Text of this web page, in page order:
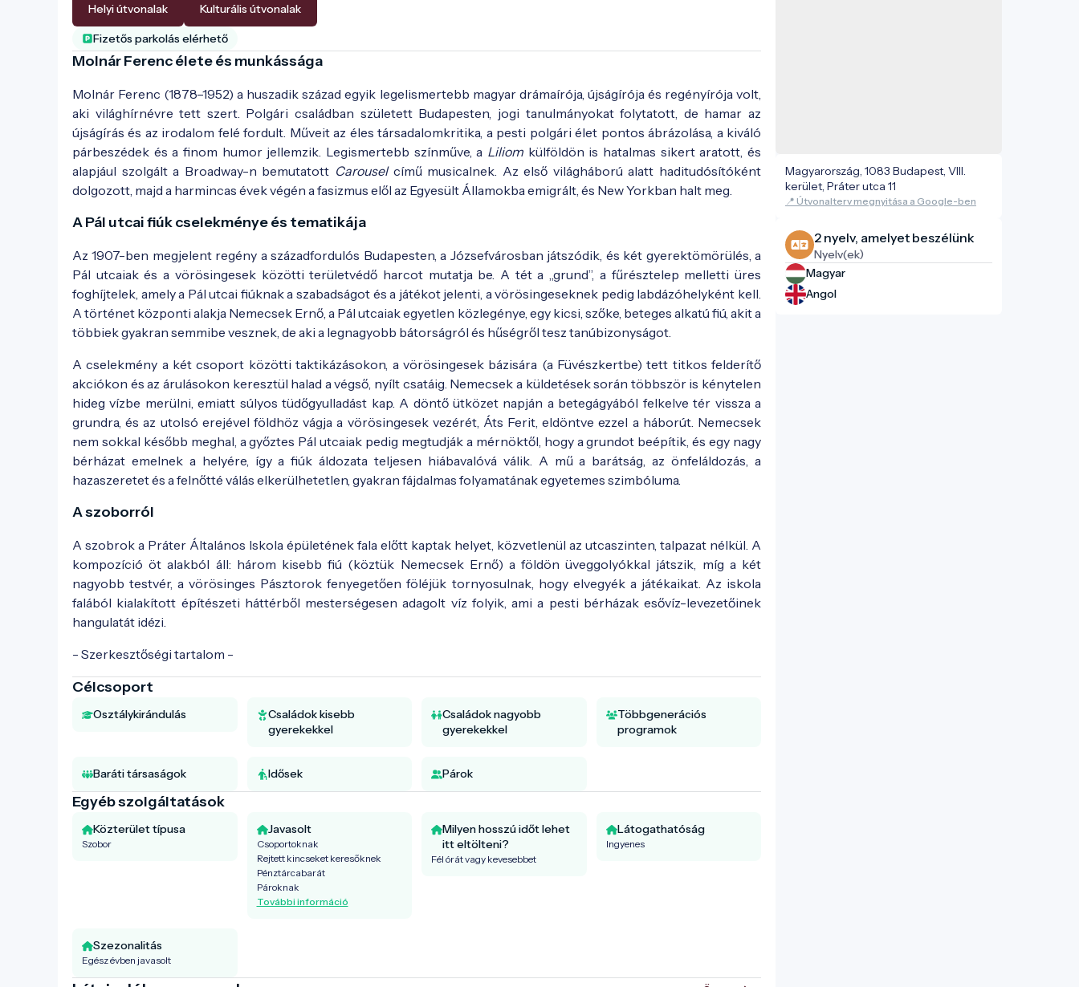
Helyi útvonalak Kulturális útvonalak
Fizetős parkolás elérhető
Molnár Ferenc élete és munkássága
Molnár Ferenc (1878–1952) a huszadik század egyik legelismertebb magyar drámaírója, újságírója és regényírója volt,
aki világhírnévre tett szert. Polgári családban született Budapesten, jogi tanulmányokat folytatott, de hamar az
újságírás és az irodalom felé fordult. Műveit az éles társadalomkritika, a pesti polgári élet pontos ábrázolása, a kiváló
párbeszédek és a finom humor jellemzik. Legismertebb színműve, a Liliom külföldön is hatalmas sikert aratott, és
alapjául szolgált a Broadway-n bemutatott Carouselcímű musicalnek. Az első világháború alatt haditudósítóként
dolgozott, majd a harmincas évek végén a fasizmus elől az Egyesült Államokba emigrált, és New Yorkban halt meg.
A Pál utcai fiúk cselekménye és tematikája
Az 1907-ben megjelent regény a századfordulós Budapesten, a Józsefvárosban játszódik, és két gyerektömörülés, a
Pál utcaiak és a vörösingesek közötti területvédő harcot mutatja be. A tét a „grund”, a fűrésztelep melletti üres
foghíjtelek, amely a Pál utcai fiúknak a szabadságot és a játékot jelenti, a vörösingeseknek pedig labdázóhelyként kell.
A történet központi alakja Nemecsek Ernő, a Pál utcaiak egyetlen közlegénye, egy kicsi, szőke, beteges alkatú fiú, akit a
többiek gyakran semmibe vesznek, de aki a legnagyobb bátorságról és hűségről tesz tanúbizonyságot.
A cselekmény a két csoport közötti taktikázásokon, a vörösingesek bázisára (a Füvészkertbe) tett titkos felderítő
akciókon és az árulásokon keresztül halad a végső, nyílt csatáig. Nemecsek a küldetések során többször is kénytelen
hideg vízbe merülni, emiatt súlyos tüdőgyulladást kap. A döntő ütközet napján a betegágyából felkelve tér vissza a
grundra, és az utolsó erejével földhöz vágja a vörösingesek vezérét, Áts Ferit, eldöntve ezzel a háborút. Nemecsek
nem sokkal később meghal, a győztes Pál utcaiak pedig megtudják a mérnöktől, hogy a grundot beépítik, és egy nagy
bérházat emelnek a helyére, így a fiúk áldozata teljesen hiábavalóvá válik. A mű a barátság, az önfeláldozás, a
hazaszeretet és a felnőtté válás elkerülhetetlen, gyakran fájdalmas folyamatának egyetemes szimbóluma.
A szoborról
A szobrok a Práter Általános Iskola épületének fala előtt kaptak helyet, közvetlenül az utcaszinten, talpazat nélkül. A
kompozíció öt alakból áll: három kisebb fiú (köztük Nemecsek Ernő) a földön üveggolyókkal játszik, míg a két
nagyobb testvér, a vörösinges Pásztorok fenyegetően föléjük tornyosulnak, hogy elvegyék a játékaikat. Az iskola
falából kialakított építészeti háttérből mesterségesen adagolt víz folyik, ami a pesti bérházak esővíz-levezetőinek
hangulatát idézi.
- Szerkesztőségi tartalom -
Célcsoport
Osztálykirándulás
Családok kisebb
gyerekekkel
Családok nagyobb
gyerekekkel
Többgenerációs
programok
Baráti társaságok Idősek Párok
Egyéb szolgáltatások
Közterület típusa
Szobor
Javasolt
Csoportoknak
Rejtett kincseket keresőknek
Pénztárcabarát
Pároknak
További információ
Milyen hosszú időt lehet
itt eltölteni?
Fél órát vagy kevesebbet
Látogathatóság
Ingyenes
Szezonalitás
Egész évben javasolt
Magyarország, 1083 Budapest, VIII.
kerület, Práter utca 11
📍 Útvonalterv megnyitása a Google-ben
2 nyelv, amelyet beszélünk
Nyelv(ek)
Magyar
Angol